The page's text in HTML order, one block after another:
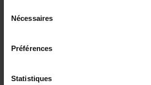
Nécessaires
Préférences
Statistiques
Jabra pour optimiser votre confort
clarté vocale et votre qualité
de vie de votre micro-casque Jabra